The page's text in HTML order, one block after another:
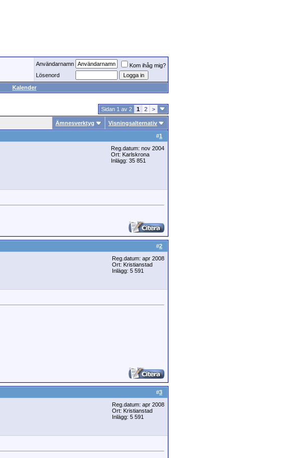
Användarnamn
Kom ihåg mig?
Lösenord
Kalender
Sidan 1 av 2 1 2 >
Ämnesverktyg Visningsalternativ
#1
Reg.datum: nov 2004
Ort: Karlskrona
Inlägg: 35 851
#2
Reg.datum: apr 2008
Ort: Kristianstad
Inlägg: 5 591
#3
Reg.datum: apr 2008
Ort: Kristianstad
Inlägg: 5 591